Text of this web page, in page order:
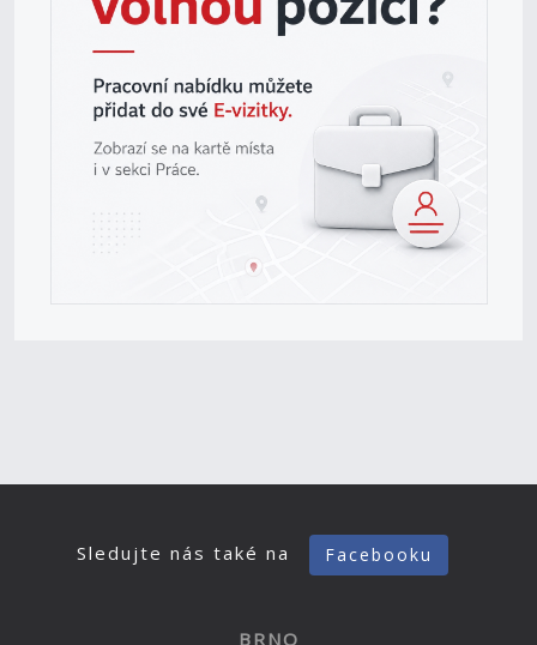
Sledujte nás také na Facebooku
BRNO